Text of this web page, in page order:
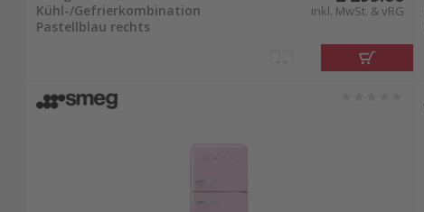
Kühl-/Gefrierkombination
Pastellblau rechts
inkl. MwSt. & vRG